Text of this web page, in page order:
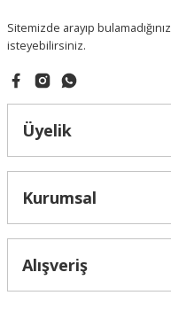
Sitemizde arayıp
isteyebilirsiniz.
Üyelik
Kurumsal
Alışveriş